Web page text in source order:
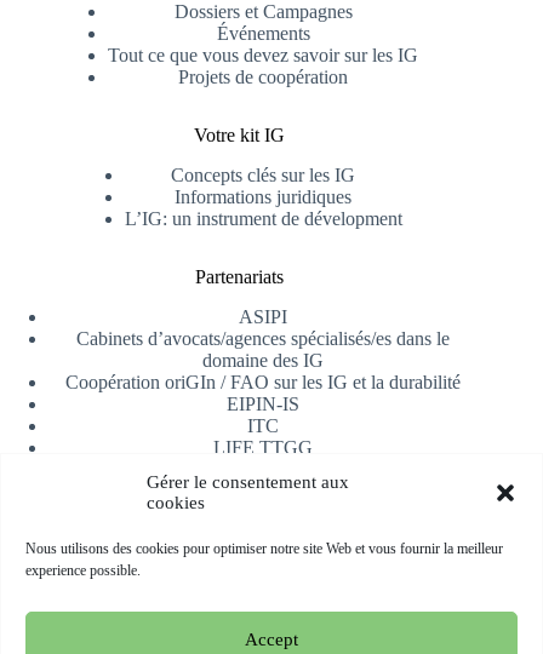
Gérer le consentement aux
cookies
Nous utilisons des cookies pour optimiser notre site Web et vous fournir la meilleur
experience possible.
Accept
Dossiers et Campagnes
Événements
Tout ce que vous devez savoir sur les IG
Projets de coopération
Votre kit IG
Concepts clés sur les IG
Informations juridiques
L’IG: un instrument de dévelopment
Partenariats
ASIPI
Cabinets d’avocats/agences spécialisés/es dans le
domaine des IG
Coopération oriGIn / FAO sur les IG et la durabilité
EIPIN-IS
ITC
LIFE TTGG
AfrIPI
Recevoir notre newsletter
S'inscrire